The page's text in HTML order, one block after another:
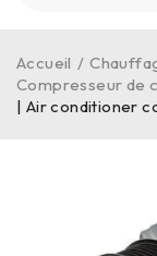
Accueil /
Compresseur de
| Air conditioner